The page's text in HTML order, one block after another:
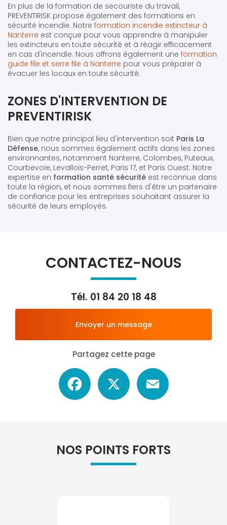
En plus de la formation de secouriste du travail,
PREVENTIRISK propose également des formations en
sécurité incendie. Notre formation incendie extincteur à
Nanterre est conçue pour vous apprendre à manipuler
les extincteurs en toute sécurité et à réagir efficacement
en cas d'incendie. Nous offrons également une formation
guide file et serre file à Nanterre pour vous préparer à
évacuer les locaux en toute sécurité.
ZONES D'INTERVENTION DE
PREVENTIRISK
Bien que notre principal lieu d'intervention soit Paris La
Défense, nous sommes également actifs dans les zones
environnantes, notamment Nanterre, Colombes, Puteaux,
Courbevoie, Levallois-Perret, Paris 17, et Paris Ouest. Notre
expertise en formation santé sécurité est reconnue dans
toute la région, et nous sommes fiers d'être un partenaire
de confiance pour les entreprises souhaitant assurer la
sécurité de leurs employés.
CONTACTEZ-NOUS
Tél. 01 84 20 18 48
Envoyer un message
Partagez cette page
Facebook
NOS POINTS FORTS